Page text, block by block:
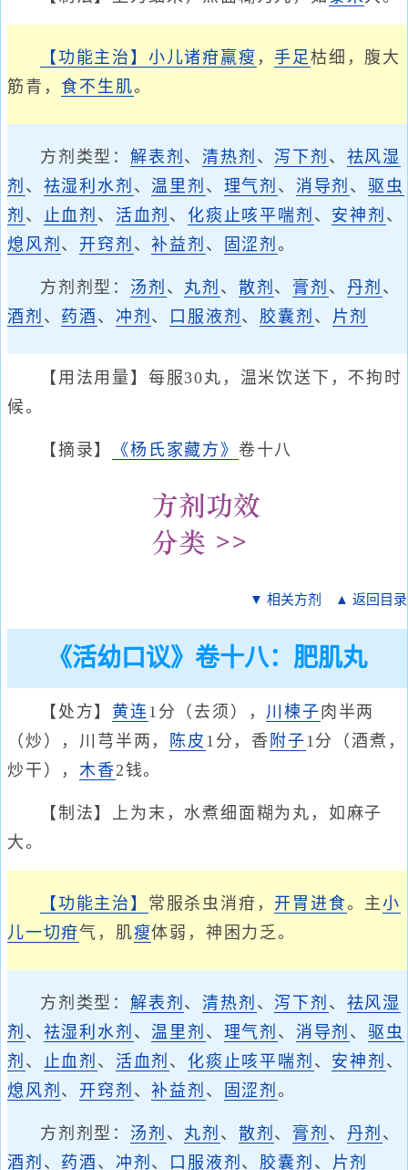
【功能主治】 小儿诸疳羸瘦 ，手足枯细，腹大
筋青， 食不生肌。
方剂类型： 解表剂 、清热剂 、 泻下剂 、 祛风湿
剂 、 祛湿利水剂 、温里剂 、 理气剂 、 消导剂 、驱虫
剂 、 止血剂 、 活血剂 、 化痰止咳平喘剂 、 安神剂 、
熄风剂 、 开窍剂 、补益剂 、 固涩剂。
方剂剂型： 汤剂 、 丸剂 、 散剂 、 膏剂 、 丹剂 、
酒剂 、 药酒 、 冲剂 、 口服液剂 、 胶囊剂 、 片剂
【用法用量】每服30丸，温米饮送下，不拘时
候。
【摘录】 《杨氏家藏方》 卷十八
▼ 相关方剂 ▲ 返回目录
《活幼口议》卷十八：肥肌丸
【处方】 黄连1分（去须）， 川楝子 肉半两
（炒），川芎半两，
陈皮 1分，香 附子1分（酒煮，
炒干），木香2钱。
【制法】上为末，水煮细面糊为丸，如麻子
大。
【功能主治】 常服杀虫消疳， 开胃进食。主小
儿一切疳气，肌瘦体弱，神困力乏。
方剂类型： 解表剂 、清热剂 、 泻下剂 、 祛风湿
剂 、 祛湿利水剂 、温里剂 、 理气剂 、 消导剂 、驱虫
剂 、 止血剂 、 活血剂 、 化痰止咳平喘剂 、 安神剂 、
熄风剂 、 开窍剂 、补益剂 、 固涩剂。
方剂剂型： 汤剂 、 丸剂 、 散剂 、 膏剂 、 丹剂 、
酒剂 、 药酒 、 冲剂 、 口服液剂 、 胶囊剂 、 片剂